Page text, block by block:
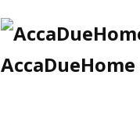
AccaDueHome